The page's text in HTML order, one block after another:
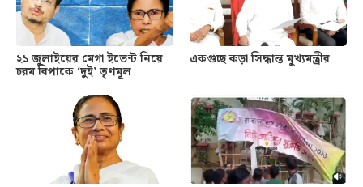
২১ জুলাইয়ের মেগা ইভেন্ট নিয়ে
চরম বিপাকে ‘দুই’ তৃণমূল
একগুচ্ছ কড়া সিদ্ধান্ত মুখ্যমন্ত্রীর